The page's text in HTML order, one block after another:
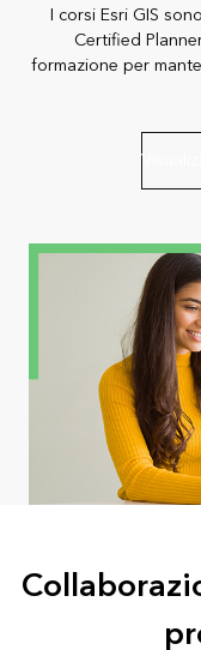
I corsi Esri GIS
Certified
formazione per